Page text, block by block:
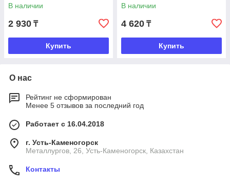
В наличии
2 930 ₸
Купить
В наличии
4 620 ₸
Купить
О нас
Рейтинг не сформирован
Менее 5 отзывов за последний год
Работает с 16.04.2018
г. Усть-Каменогорск
Металлургов, 26, Усть-Каменогорск, Казахстан
Контакты